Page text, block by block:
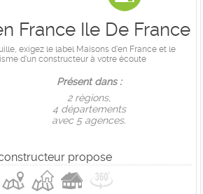
France Ile De France
exigez le label Maisons d'en France et le
d'un constructeur à votre écoute
Présent dans :
2 règions,
4 départements
avec 5 agences.
propose